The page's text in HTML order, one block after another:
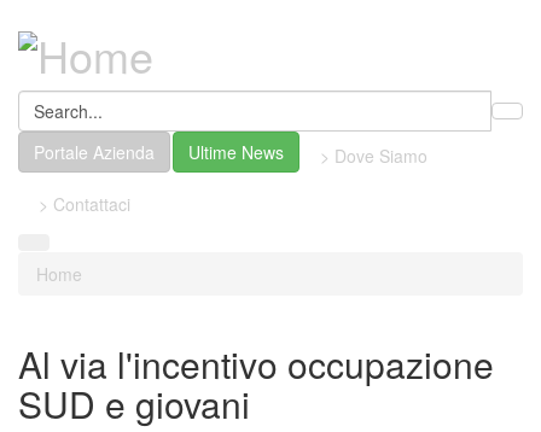
Portale Azienda Ultime News
> Dove Siamo
> Contattaci
Home
Al via l'incentivo occupazione
SUD e giovani